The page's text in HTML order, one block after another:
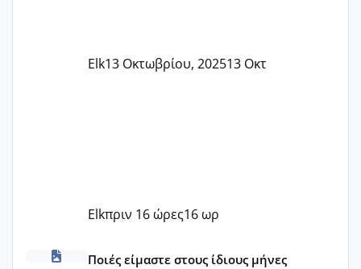
Elk13 Οκτωβρίου, 202513 Οκτ
Elkπριν 16 ώρες16 ωρ
Μωράκια Δεκεμβρίου 2026
Ποιές είμαστε στους ίδιους μήνες